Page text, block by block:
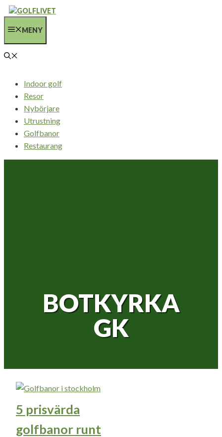
Hoppa
innehållMENY
Indoor golf
Resor
Nybörjare
Utrustning
Golfbanor
Restaurang
BOTKYRKA
GK
5 prisvärda
golfbanor runt